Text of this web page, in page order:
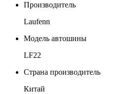
Производитель
Laufenn
Модель автошины
LF22
Страна производитель
Китай